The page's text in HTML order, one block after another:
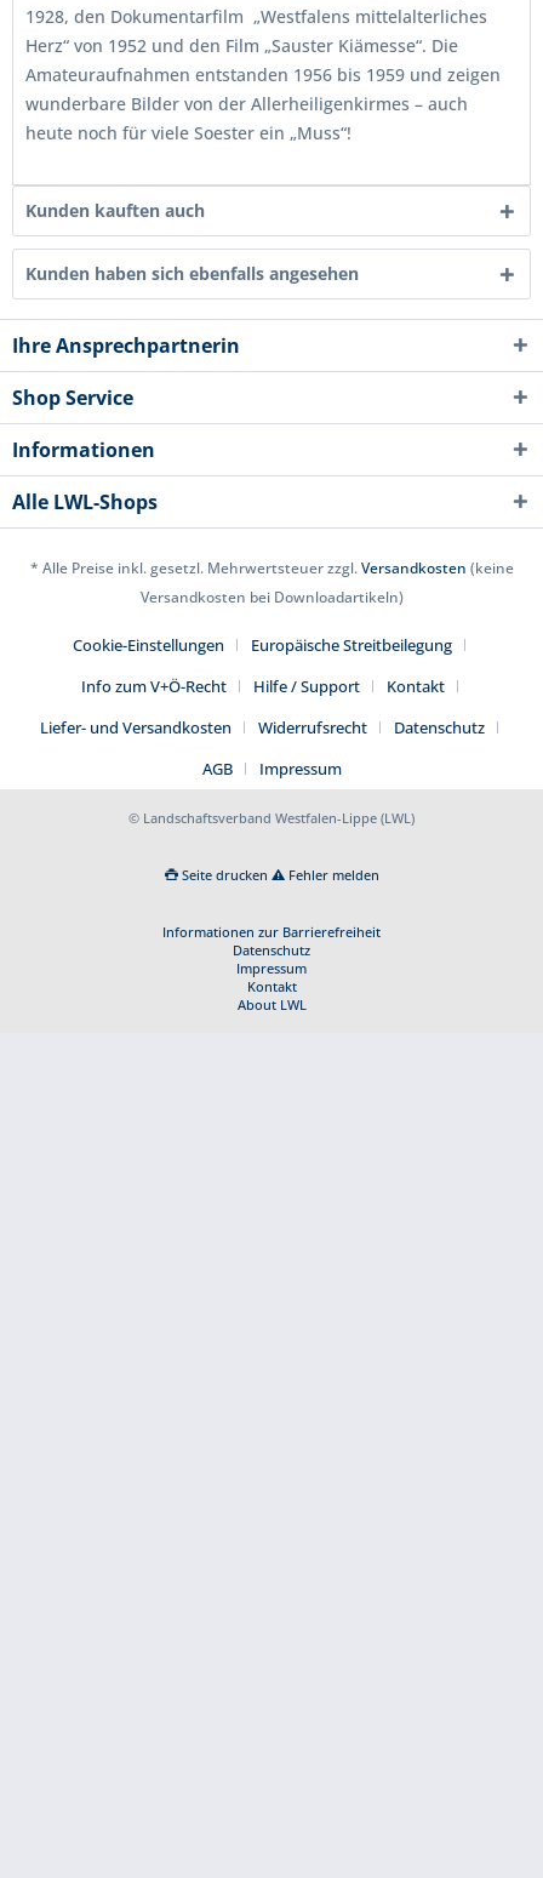
1928, den Dokumentarfilm „Westfalens mittelalterliches
Herz“ von 1952 und den Film „Sauster Kiämesse“. Die
Amateuraufnahmen entstanden 1956 bis 1959 und zeigen
wunderbare Bilder von der Allerheiligenkirmes – auch
heute noch für viele Soester ein „Muss“!
Kunden kauften auch
Kunden haben sich ebenfalls angesehen
Ihre Ansprechpartnerin
Shop Service
Informationen
Alle LWL-Shops
* Alle Preise inkl. gesetzl. Mehrwertsteuer zzgl.Versandkosten (keine
Versandkosten bei Downloadartikeln)
Cookie-Einstellungen
Europäische Streitbeilegung
Info zum V+Ö-Recht
Hilfe / Support
Kontakt
Liefer- und Versandkosten
Widerrufsrecht
Datenschutz
AGB
Impressum
© Landschaftsverband Westfalen-Lippe (LWL)
Seite drucken Fehler melden
Informationen zur Barrierefreiheit
Datenschutz
Impressum
Kontakt
About LWL